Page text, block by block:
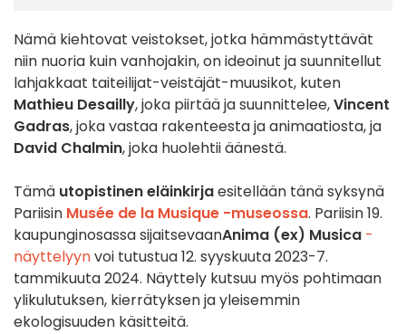
Nämä kiehtovat veistokset, jotka hämmästyttävät
niin nuoria kuin vanhojakin, on ideoinut ja suunnitellut
lahjakkaat taiteilijat-veistäjät-muusikot, kuten
Mathieu Desailly, joka piirtää ja suunnittelee,Vincent
Gadras, joka vastaa rakenteesta ja animaatiosta, ja
David Chalmin, joka huolehtii äänestä.
Tämä utopistinen eläinkirjaesitellään tänä syksynä
Pariisin Musée de la Musique -museossa. Pariisin 19.
kaupunginosassa sijaitsevaanAnima (ex) Musica -
näyttelyynvoi tutustua 12. syyskuuta 2023-7.
tammikuuta 2024. Näyttely kutsuu myös pohtimaan
ylikulutuksen, kierrätyksen ja yleisemmin
ekologisuuden käsitteitä.